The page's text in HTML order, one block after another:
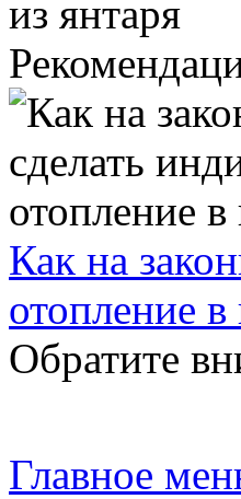
Как на
отопление в
Обратите
Главное